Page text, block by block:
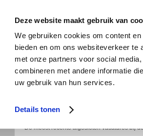
Deze website maakt gebruik van
We gebruiken cookies om content
bieden en om ons websiteverkeer te
met onze partners voor social
combineren met andere informatie
uw gebruik van hun services.
Details tonen
Alle cultuurjobs in Vlaanderen
Cultuurjobs bij deAuteurs
De meest recente afgesloten vacatures bij